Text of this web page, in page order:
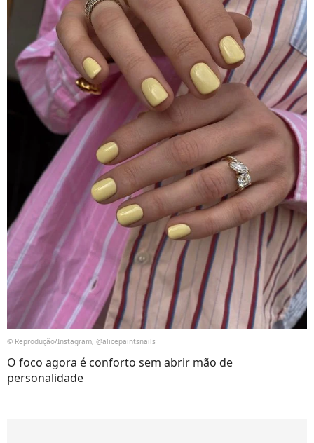
© Reprodução/Instagram, @alicepaintsnails
O foco agora é conforto sem abrir mão de
personalidade